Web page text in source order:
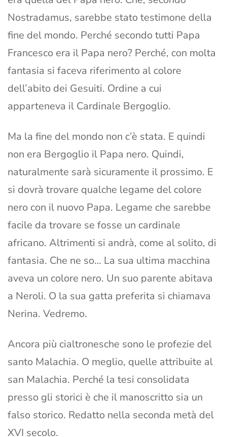
Nostradamus, sarebbe stato testimone della
fine del mondo. Perché secondo tutti Papa
Francesco era il Papa nero? Perché, con molta
fantasia si faceva riferimento al colore
dell’abito dei Gesuiti. Ordine a cui
apparteneva il Cardinale Bergoglio.
Ma la fine del mondo non c’è stata. E quindi
non era Bergoglio il Papa nero. Quindi,
naturalmente sarà sicuramente il prossimo. E
si dovrà trovare qualche legame del colore
nero con il nuovo Papa. Legame che sarebbe
facile da trovare se fosse un cardinale
africano. Altrimenti si andrà, come al solito, di
fantasia. Che ne so… La sua ultima macchina
aveva un colore nero. Un suo parente abitava
a Neroli. O la sua gatta preferita si chiamava
Nerina. Vedremo.
Ancora più cialtronesche sono le profezie del
santo Malachia. O meglio, quelle attribuite al
san Malachia. Perché la tesi consolidata
presso gli storici è che il manoscritto sia un
falso storico. Redatto nella seconda metà del
XVI secolo.